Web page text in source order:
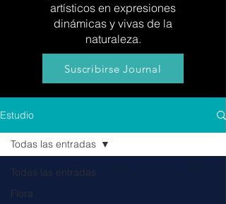
artísticos en expresiones
dinámicas y vivas de la
naturaleza.
Suscribirse Journal
Estudio
Todas las entradas
Flora
Todas las entradas